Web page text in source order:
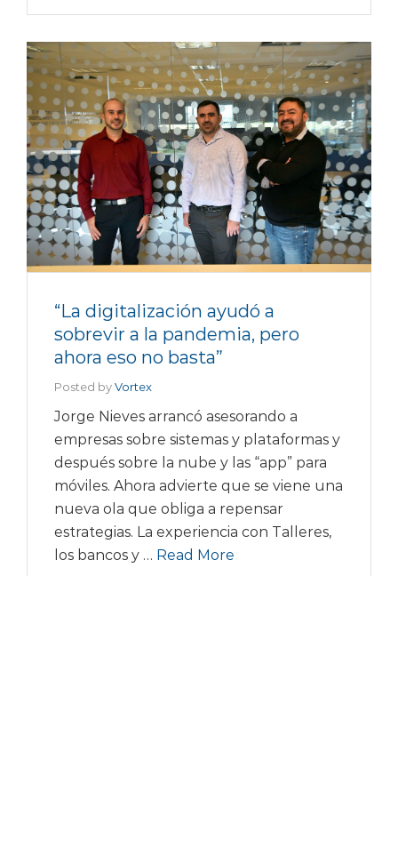
“La digitalización ayudó a
sobrevir a la pandemia, pero
ahora eso no basta”
Posted byVortex
Jorge Nieves arrancó asesorando a
empresas sobre sistemas y plataformas y
después sobre la nube y las “app” para
móviles. Ahora advierte que se viene una
nueva ola que obliga a repensar
estrategias. La experiencia con Talleres,
los bancos y … Read More